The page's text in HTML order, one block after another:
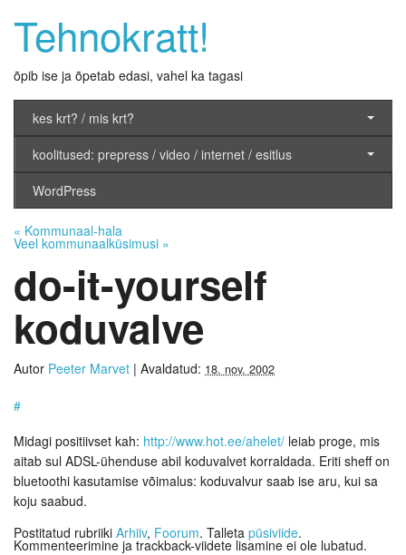
Tehnokratt!
õpib ise ja õpetab edasi, vahel ka tagasi
kes krt? / mis krt?
koolitused: prepress / video / internet / esitlus
WordPress
« Kommunaal-hala
Veel kommunaalküsimusi »
do-it-yourself
koduvalve
Autor Peeter Marvet | Avaldatud: 18. nov. 2002
#
Midagi positiivset kah: http://www.hot.ee/ahelet/ leiab proge, mis
aitab sul ADSL-ühenduse abil koduvalvet korraldada. Eriti sheff on
bluetoothi kasutamise võimalus: koduvalvur saab ise aru, kui sa
koju saabud.
Postitatud rubriiki Arhiiv, Foorum. Talleta püsiviide.
Kommenteerimine ja trackback-viidete lisamine ei ole lubatud.